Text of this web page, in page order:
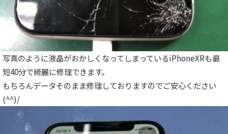
写真のように液晶がおかしくなってしまっているiPhoneXRも最
短40分で綺麗に修理できます。
もちろんデータそのまま修理しておりますのでご安心ください
(^^)/